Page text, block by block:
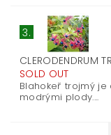
3.
CLERODENDRUM
SOLD OUT
Blahokeř trojmý je
modrými plody....